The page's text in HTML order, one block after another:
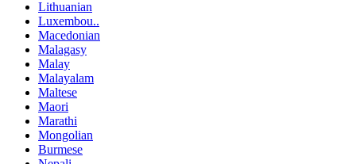
Lithuanian
Luxembou..
Macedonian
Malagasy
Malay
Malayalam
Maltese
Maori
Marathi
Mongolian
Burmese